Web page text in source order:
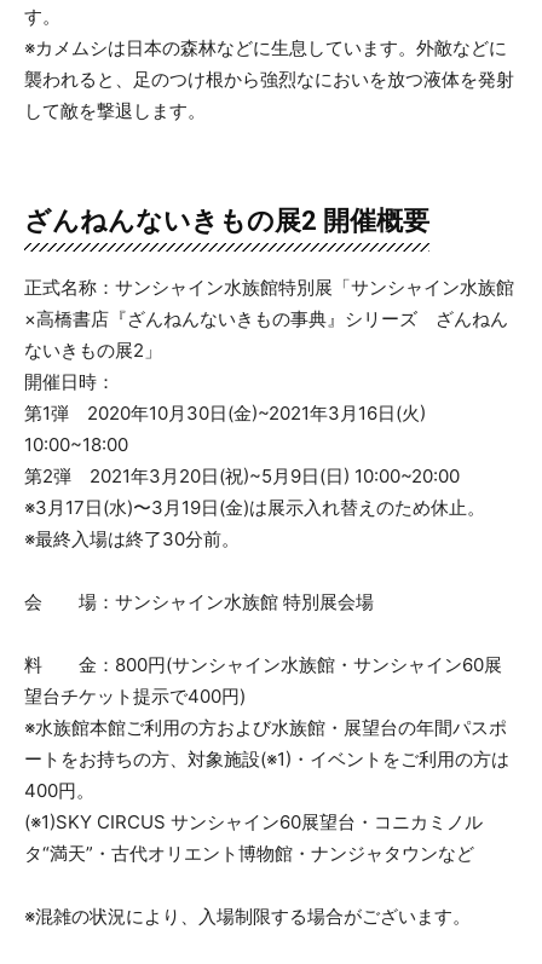
す。
※カメムシは日本の森林などに生息しています。外敵などに
襲われると、足のつけ根から強烈なにおいを放つ液体を発射
して敵を撃退します。
ざんねんないきもの展2 開催概要
正式名称：サンシャイン水族館特別展「サンシャイン水族館
×高橋書店『ざんねんないきもの事典』シリーズ ざんねん
ないきもの展2」
開催日時：
第1弾 2020年10月30日(金)~2021年3月16日(火)
10:00~18:00
第2弾 2021年3月20日(祝)~5月9日(日) 10:00~20:00
※3月17日(水)〜3月19日(金)は展示入れ替えのため休止。
※最終入場は終了30分前。
会 場：サンシャイン水族館 特別展会場
料 金：800円(サンシャイン水族館・サンシャイン60展
望台チケット提示で400円)
※水族館本館ご利用の方および水族館・展望台の年間パスポ
ートをお持ちの方、対象施設(※1)・イベントをご利用の方は
400円。
(※1)SKY CIRCUS サンシャイン60展望台・コニカミノル
タ“満天”・古代オリエント博物館・ナンジャタウンなど
※混雑の状況により、入場制限する場合がございます。